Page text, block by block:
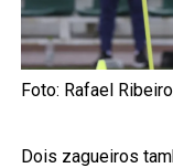
Foto: Rafael
Dois zagueiros